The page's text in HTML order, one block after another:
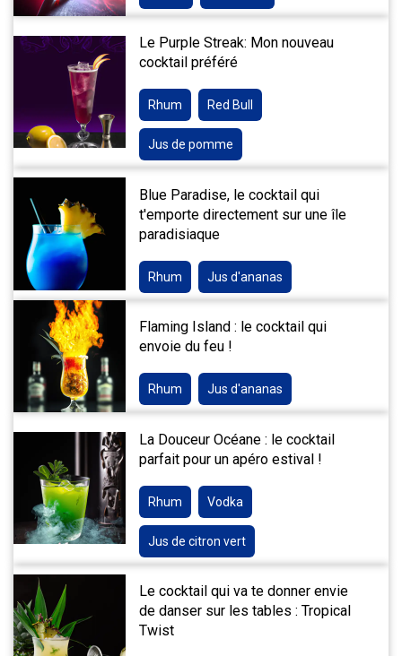
Le Purple Streak: Mon nouveau
cocktail préféré
Rhum Red Bull
Jus de pomme
Blue Paradise, le cocktail qui
t'emporte directement sur une île
paradisiaque
Rhum Jus d'ananas
Flaming Island : le cocktail qui
envoie du feu !
Rhum Jus d'ananas
La Douceur Océane : le cocktail
parfait pour un apéro estival !
Rhum Vodka
Jus de citron vert
Le cocktail qui va te donner envie
de danser sur les tables : Tropical
Twist